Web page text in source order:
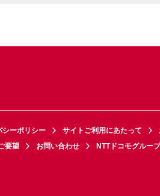
シーポリシー サイトご利用にあたって
要望 お問い合わせ NTTドコモグループ